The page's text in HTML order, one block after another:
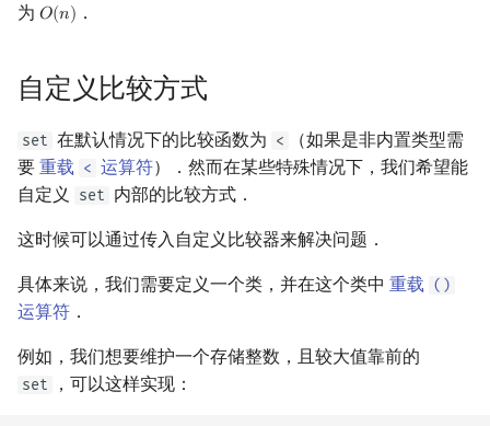
为 𝑂(𝑛)
O(n) ．
自定义比较方式
set 在默认情况下的比较函数为 <
（如果是非内置类型需
要 重载 < 运算符）．然而在某些特殊情况下，我们希望能
自定义
set 内部的比较方式．
这时候可以通过传入自定义比较器来解决问题．
具体来说，我们需要定义一个类，并在这个类中 重载 ()
运算符 ．
例如，我们想要维护一个存储整数，且较大值靠前的
set ，可以这样实现：